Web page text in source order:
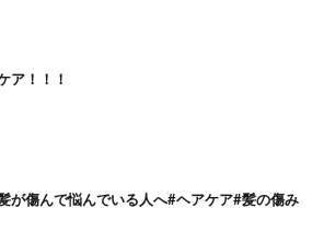
ア！！！
が傷んで悩んでいる人へ#ヘアケア#髪の傷み